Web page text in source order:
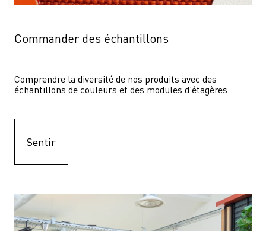
Commander des échantillons
Comprendre la diversité de nos produits avec des
échantillons de couleurs et des modules d'étagères.
Sentir